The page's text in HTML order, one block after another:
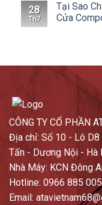
28
Th7
Tại Sao
Cửa
CÔNG TY CỔ PHẦN
Địa chỉ: Số 10 - Lô
Tấn - Dương Nội - Hà
Nhà Máy: KCN Đông
Hotline: 0966 885 005
Email: